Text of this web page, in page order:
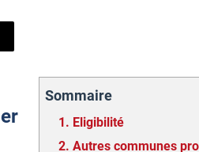
Sommaire
1. Eligibilité
2. Autres communes